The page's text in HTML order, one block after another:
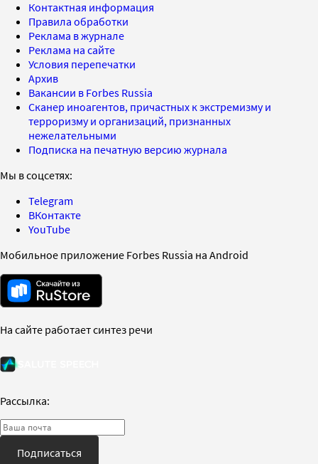
Контактная информация
Правила обработки
Реклама в журнале
Реклама на сайте
Условия перепечатки
Архив
Вакансии в Forbes Russia
Сканер иноагентов, причастных к экстремизму и
терроризму и организаций, признанных
нежелательными
Подписка на печатную версию журнала
Мы в соцсетях:
Telegram
ВКонтакте
YouTube
Мобильное приложение Forbes Russia на Android
На сайте работает синтез речи
Рассылка:
Подписаться